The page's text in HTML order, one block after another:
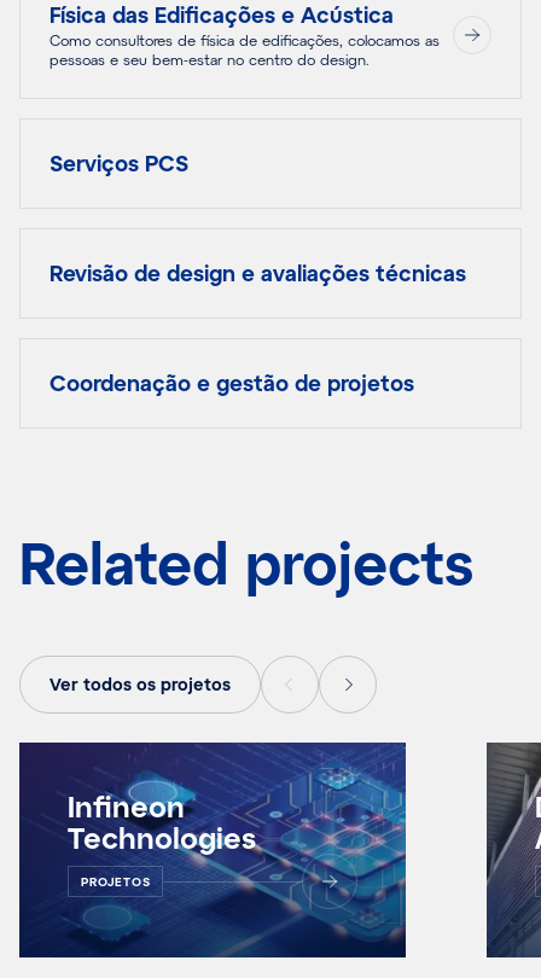
Física das Edificações e Acústica
Como consultores de física de edificações, colocamos as
pessoas e seu bem-estar no centro do design.
Serviços PCS
Revisão de design e avaliações técnicas
Coordenação e gestão de projetos
Related projects
Ver todos os projetos
Infineon
Technologies
PROJETOS